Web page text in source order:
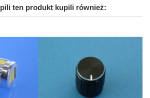
ten produkt kupili również: